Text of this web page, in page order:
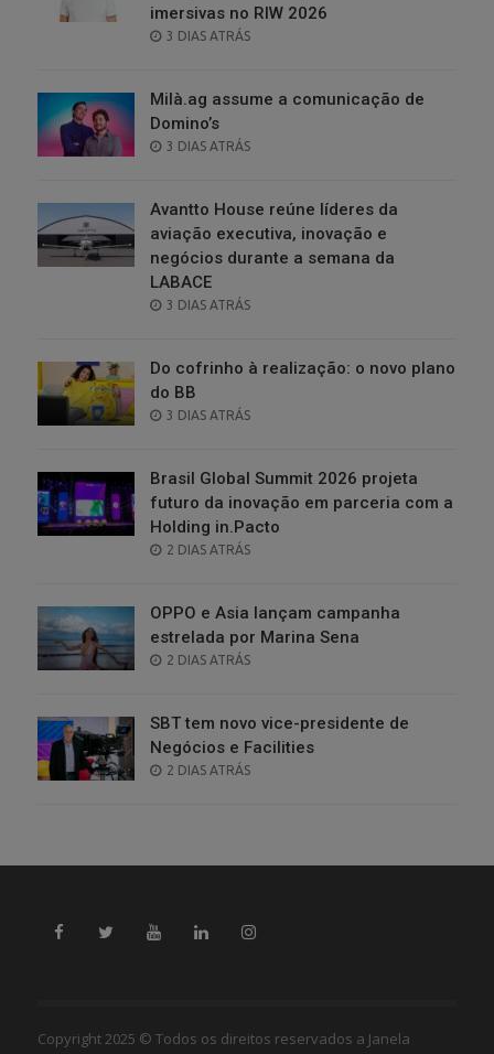
imersivas no RIW 2026
POSTED
3 DIAS ATRÁS
Milà.ag assume a comunicação de
Domino’s
POSTED
3 DIAS ATRÁS
Avantto House reúne líderes da
aviação executiva, inovação e
negócios durante a semana da
LABACE
POSTED
3 DIAS ATRÁS
Do cofrinho à realização: o novo plano
do BB
POSTED
3 DIAS ATRÁS
Brasil Global Summit 2026 projeta
futuro da inovação em parceria com a
Holding in.Pacto
POSTED
2 DIAS ATRÁS
OPPO e Asia lançam campanha
estrelada por Marina Sena
POSTED
2 DIAS ATRÁS
SBT tem novo vice-presidente de
Negócios e Facilities
POSTED
2 DIAS ATRÁS
Copyright 2025 © Todos os direitos reservados a Janela